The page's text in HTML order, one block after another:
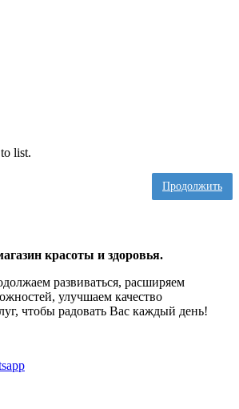
list.
Продолжить
красоты и здоровья.
развиваться, расширяем
улучшаем качество
чтобы радовать Вас каждый день!